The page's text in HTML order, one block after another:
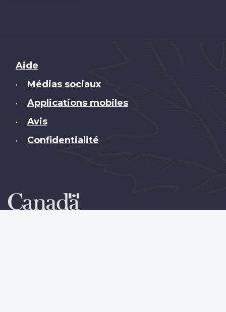
Brand
Aide
• Médias sociaux
• Applications mobiles
• Avis
• Confidentialité